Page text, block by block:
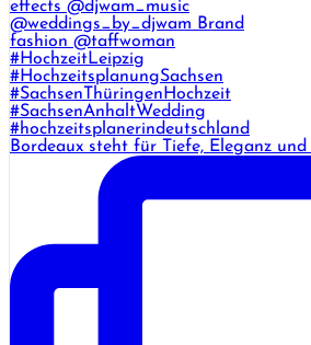
Bordeaux steht für Tiefe, Eleganz